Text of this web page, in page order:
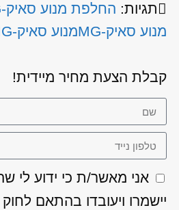
תגיות: החלפת מנוע סאיק-MG
מנוע סאיק-MG
מנוע סאיק-MG מחיר
קבלת הצעת מחיר מיידית!
אני מאשר/ת כי ידוע לי
יישמרו ויעובדו בהתאם